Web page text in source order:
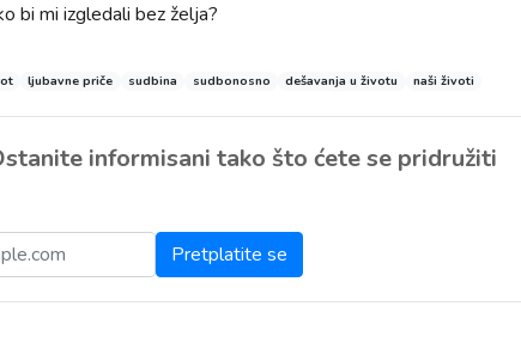
bi mi izgledali bez želja?
ljubavne priče sudbina sudbonosno dešavanja u životu naši životi
informisani tako što ćete se pridružiti